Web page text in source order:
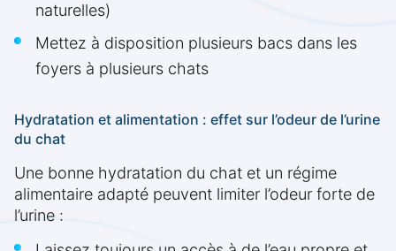
naturelles)
Mettez à disposition plusieurs bacs dans les
foyers à plusieurs chats
Hydratation et alimentation : effet sur l’odeur de l’urine
du chat
Une bonne hydratation du chat et un régime
alimentaire adapté peuvent limiter l’odeur forte de
l’urine :